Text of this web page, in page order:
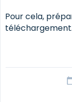
Pour cela,
téléchargement.